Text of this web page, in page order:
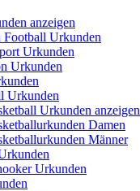
anzeigen
Football Urkunden
Urkunden
Urkunden
Urkunden
Urkunden anzeigen
Damen
Männer
Urkunden